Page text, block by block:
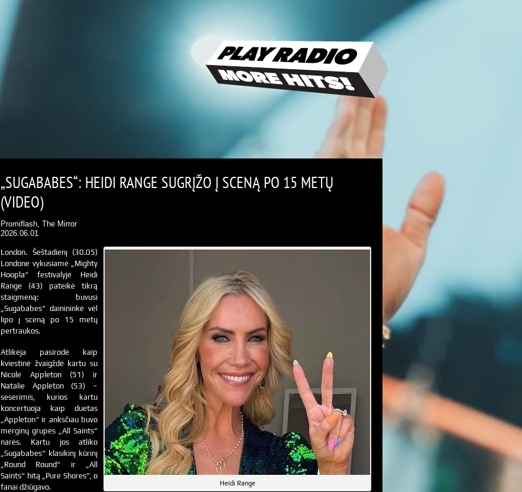
„SUGABABES“: HEIDI RANGE SUGRĮŽO Į SCENĄ PO 15 METŲ
(VIDEO)
Promiflash, The Mirror
2026.06.01
Heidi Range
London. Šeštadienį (30.05)
Londone vykusiame „Mighty
Hoopla“ festivalyje Heidi
Range (43) pateikė tikrą
staigmeną: buvusi
„Sugababes“ dainininkė vėl
lipo į sceną po 15 metų
pertraukos.
Atlikėja pasirodė kaip
kviestinė žvaigždė kartu su
Nicole Appleton (51) ir
Natalie Appleton (53) –
seserimis, kurios kartu
koncertuoja kaip duetas
„Appleton“ ir anksčiau buvo
merginų grupės „All Saints“
narės. Kartu jos atliko
„Sugababes“ klasikinį kūrinį
„Round Round“ ir „All
Saints“ hitą „Pure Shores“, o
fanai džiūgavo.